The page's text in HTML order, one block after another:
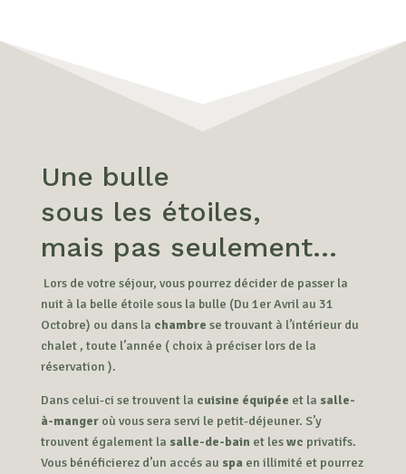
Une bulle
sous les étoiles,
mais pas seulement…
Lors de votre séjour, vous pourrez décider de passer la
nuit à la belle étoile sous la bulle (Du 1er Avril au 31
Octobre) ou dans la chambre se trouvant à l’intérieur du
chalet , toute l’année ( choix à préciser lors de la
réservation ).
Dans celui-ci se trouvent la cuisine équipée et la salle-
à-mangeroù vous sera servi le petit-déjeuner. S’y
trouvent également la salle-de-bain et leswc privatifs.
Vous bénéficierez d’un accés au spa en illimité et pourrez